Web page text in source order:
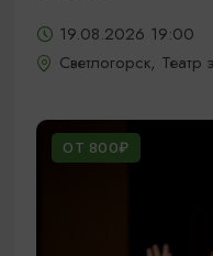
19.08.2026 19:00
Светлогорск, Театр
ОТ 800₽